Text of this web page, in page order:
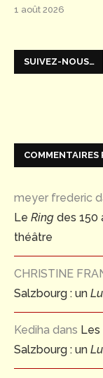
1 août 2026
SUIVEZ-NOUS…
COMMENTAIRES
meyer frederic
Le Ring des 150
théâtre
CHRISTINE
Salzbourg : un
Kediha dans Les
Salzbourg : un